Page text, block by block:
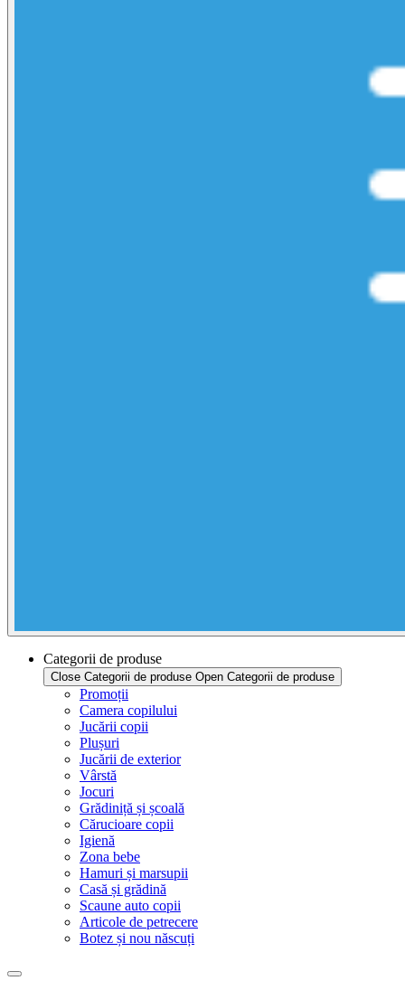
Categorii de produse
Close Categorii de produse Open Categorii de produse
Promoții
Camera copilului
Jucării copii
Plușuri
Jucării de exterior
Vârstă
Jocuri
Grădiniță și școală
Cărucioare copii
Igienă
Zona bebe
Hamuri și marsupii
Casă și grădină
Scaune auto copii
Articole de petrecere
Botez și nou născuți